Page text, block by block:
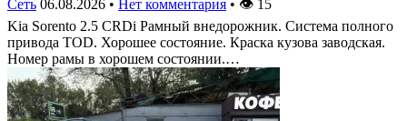
Сеть 06.08.2026 • Нет комментария • 👁 15
Kia Sorento 2.5 CRDi Рамный внедорожник. Система полного
привода TOD. Хорошее состояние. Краска кузова заводская.
Номер рамы в хорошем состоянии.…